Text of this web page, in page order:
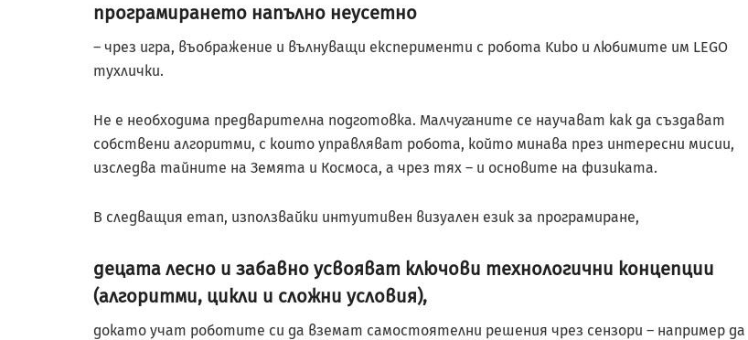
програмирането напълно неусетно
– чрез игра, въображение и вълнуващи експерименти с робота Kubo и любимите им LEGO
тухлички.
Не е необходима предварителна подготовка. Малчуганите се научават как да създават
собствени алгоритми, с които управляват робота, който минава през интересни мисии,
изследва тайните на Земята и Космоса, а чрез тях – и основите на физиката.
В следващия етап, използвайки интуитивен визуален език за програмиране,
децата лесно и забавно усвояват ключови технологични концепции
(алгоритми, цикли и сложни условия),
докато учат роботите си да вземат самостоятелни решения чрез сензори – например да